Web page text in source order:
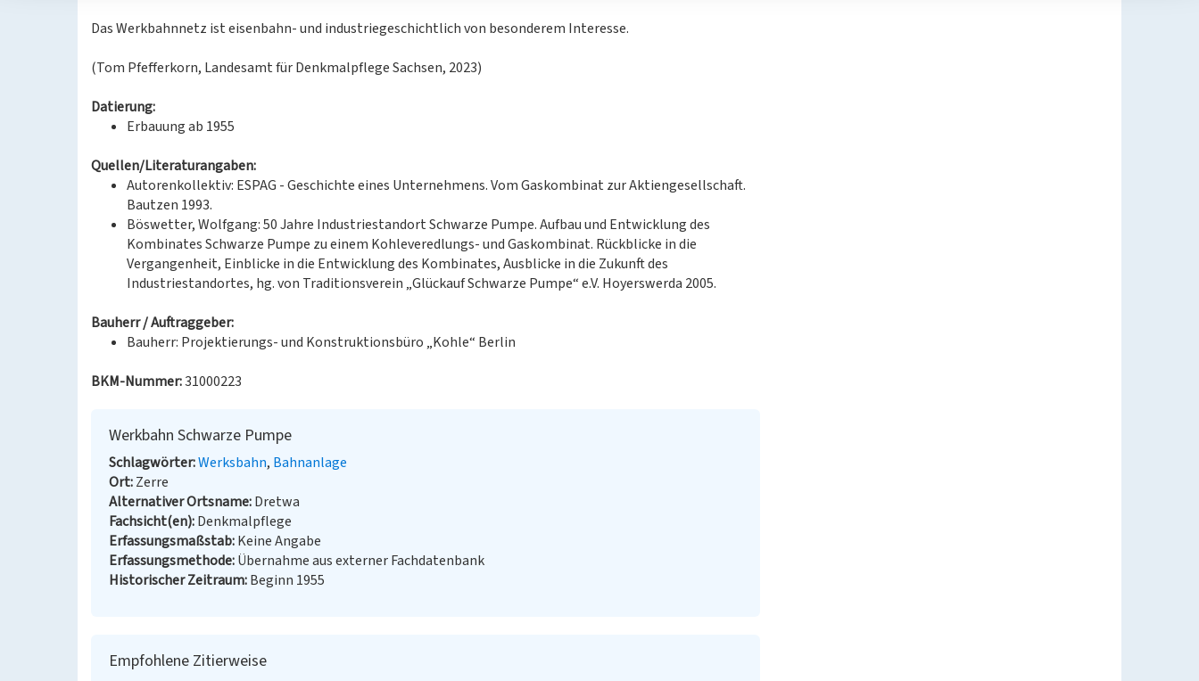
Das Werkbahnnetz ist eisenbahn- und industriegeschichtlich von besonderem Interesse.
(Tom Pfefferkorn, Landesamt für Denkmalpflege Sachsen, 2023)
Datierung:
Erbauung ab 1955
Quellen/Literaturangaben:
Autorenkollektiv: ESPAG - Geschichte eines Unternehmens. Vom Gaskombinat zur Aktiengesellschaft.
Bautzen 1993.
Böswetter, Wolfgang: 50 Jahre Industriestandort Schwarze Pumpe. Aufbau und Entwicklung des
Kombinates Schwarze Pumpe zu einem Kohleveredlungs- und Gaskombinat. Rückblicke in die
Vergangenheit, Einblicke in die Entwicklung des Kombinates, Ausblicke in die Zukunft des
Industriestandortes, hg. von Traditionsverein „Glückauf Schwarze Pumpe“ e.V. Hoyerswerda 2005.
Bauherr / Auftraggeber:
Bauherr: Projektierungs- und Konstruktionsbüro „Kohle“ Berlin
BKM-Nummer:31000223
Werkbahn Schwarze Pumpe
Schlagwörter Werksbahn Bahnanlage
Ort Zerre
Alternativer Ortsname Dretwa
Fachsicht(en) Denkmalpflege
Erfassungsmaßstab Keine Angabe
Erfassungsmethode Übernahme aus externer Fachdatenbank
Historischer Zeitraum Beginn 1955
Empfohlene Zitierweise